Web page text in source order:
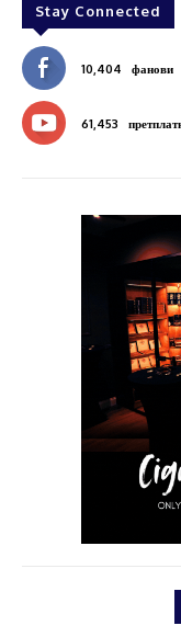
Stay Connected
10,404 фанови
61,453